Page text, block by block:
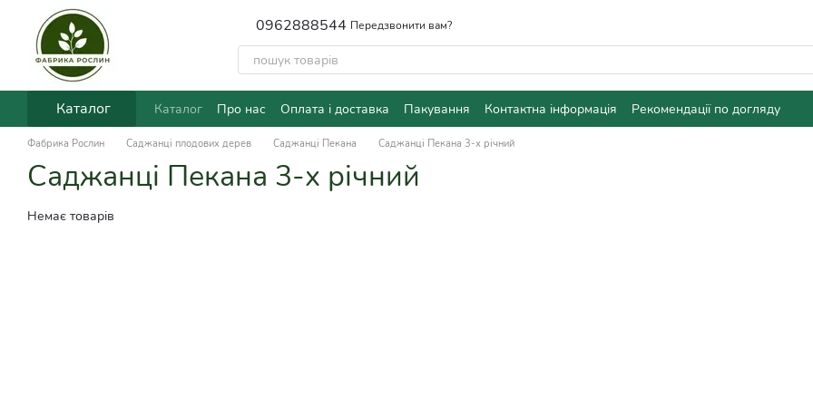
Перейти до основного контенту
0962888544 Передзвонити вам?
Каталог Каталог Про нас Оплата і доставка Пакування Контактна інформація Рекомендації по догляду
Фабрика Рослин Саджанці плодових дерев Саджанці Пекана Саджанці Пекана 3-х річний
Саджанці Пекана 3-х річний
Немає товарів